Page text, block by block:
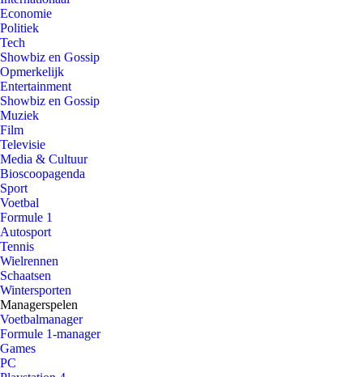
Economie
Politiek
Tech
Showbiz en Gossip
Opmerkelijk
Entertainment
Showbiz en Gossip
Muziek
Film
Televisie
Media & Cultuur
Bioscoopagenda
Sport
Voetbal
Formule 1
Autosport
Tennis
Wielrennen
Schaatsen
Wintersporten
Managerspelen
Voetbalmanager
Formule 1-manager
Games
PC